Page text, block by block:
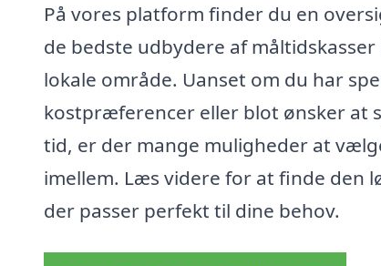
På vores platform finder du en
de bedste udbydere af måltidskasser
lokale område. Uanset om du har
kostpræferencer eller blot ønsker at
tid, er der mange muligheder at
imellem. Læs videre for at finde den
der passer perfekt til dine behov.